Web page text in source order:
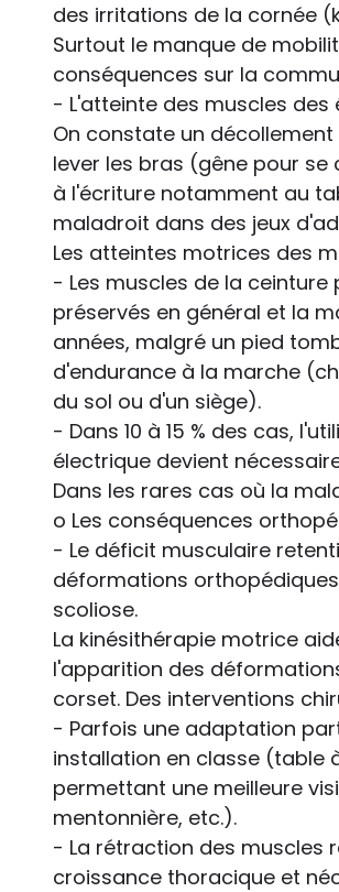
des irritations de la cornée
Surtout le manque de
conséquences sur la
- L'atteinte des muscles des
On constate un
lever les bras (gêne pour
à l'écriture notamment au
maladroit dans des jeux
Les atteintes motrices des
- Les muscles de la
préservés en général et la
années, malgré un pied
d'endurance à la marche
du sol ou d'un siège).
- Dans 10 à 15 % des cas,
électrique devient
Dans les rares cas où la
o Les conséquences
- Le déficit musculaire
déformations
scoliose.
La kinésithérapie motrice
l'apparition des
corset. Des interventions
- Parfois une adaptation
installation en classe (table
permettant une meilleure
mentonnière, etc.).
- La rétraction des muscles
croissance thoracique et